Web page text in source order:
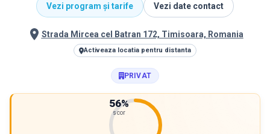
Vezi program și tarife Vezi date contact
Strada Mircea cel Batran 172, Timisoara, Romania
Activeaza locatia pentru distanta
PRIVAT
56%
scor